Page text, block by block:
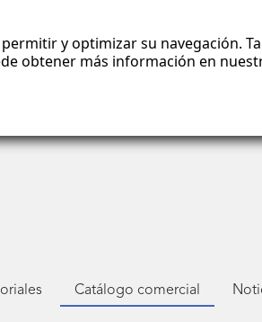
y optimizar su navegación.
obtener más información en
Catálogo comercial